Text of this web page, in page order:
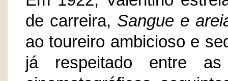
de carreira, Sangue e
ao toureiro ambicioso e
já respeitado entre